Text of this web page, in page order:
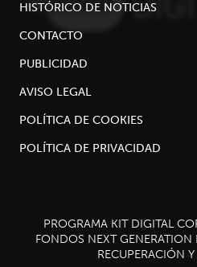
HISTÓRICO DE NOTICIAS
CONTACTO
PUBLICIDAD
AVISO LEGAL
POLÍTICA DE COOKIES
POLÍTICA DE PRIVACIDAD
PROGRAMA KIT DIGITAL
FONDOS NEXT
RECUPERACIÓN